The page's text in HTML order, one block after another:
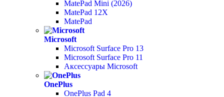
MatePad Mini (2026)
MatePad 12X
MatePad
Microsoft
Microsoft Surface Pro 13
Microsoft Surface Pro 11
Аксессуары Microsoft
OnePlus
OnePlus Pad 4